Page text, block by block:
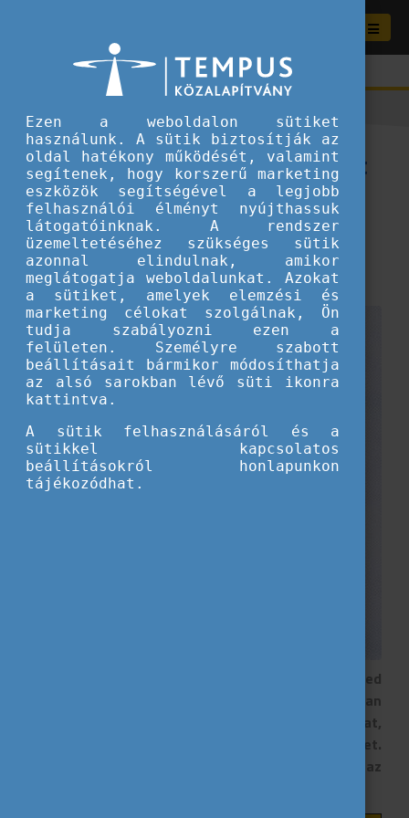
Offline a hétvégén – A „Right
to Disconnect” és a mentális
egészség
2026.06.17.
Fiataloknak ajánljuk
Szeretnél képben lenni, de nincs kedved
jogszabályokat bújni? Az Eurodesk új sorozatában
kigyűjtöttük neked azokat a trendeket és jogokat,
amik meghatározzák a következő éveidet.
Tájékozódj, szólj bele, és hozd ki a legtöbbet az
Ezen a weboldalon sütiket
használunk. A sütik biztosítják az
oldal hatékony működését, valamint
segítenek, hogy korszerű marketing
eszközök segítségével a legjobb
felhasználói élményt nyújthassuk
látogatóinknak. A rendszer
üzemeltetéséhez szükséges sütik
azonnal elindulnak, amikor
meglátogatja weboldalunkat. Azokat
a sütiket, amelyek elemzési és
marketing célokat szolgálnak, Ön
tudja szabályozni ezen a
felületen. Személyre szabott
beállításait bármikor módosíthatja
az alsó sarokban lévő süti ikonra
kattintva.
A sütik felhasználásáról és a
sütikkel kapcsolatos
beállításokról honlapunkon
tájékozódhat.